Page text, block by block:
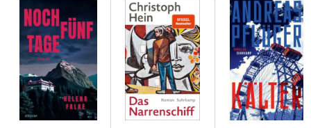
Florjan Lipus lässt die raue Liturgie eines Abschieds
aufwallen, der längst vollzogen ist und doch die Schrecken
einer kargen Kindheit in den Karawanken aufruft, in die der
Zweite Weltkrieg mit unerträglicher Härte sich eingetragen
hat. Trauer um den Toten und ein Fest fürs Leben fallen in
eins.